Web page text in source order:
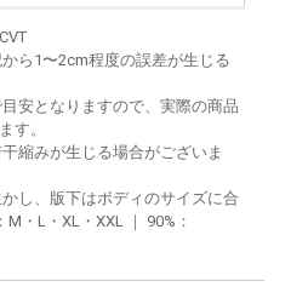
ら1〜2cm程度の誤差が生じる
安となりますので、実際の商品
す。
縮みが生じる場合がございま
し、版下はボディのサイズに合
・L・XL・XXL ｜ 90%：